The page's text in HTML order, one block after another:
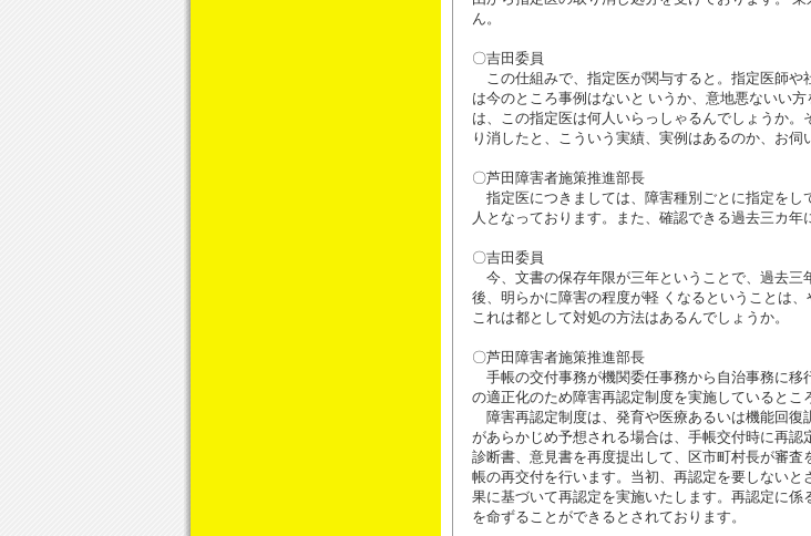
ん。
〇吉田委員
この仕組みで、指定医が関与すると。指定医師や
は今のところ事例はないと いうか、意地悪ないい
は、この指定医は何人いらっしゃるんでしょうか
り消したと、こういう実績、実例はあるのか、お伺
〇芦田障害者施策推進部長
指定医につきましては、障害種別ごとに指定をし
人となっております。また、確認できる過去三カ年
〇吉田委員
今、文書の保存年限が三年ということで、過去三
後、明らかに障害の程度が軽 くなるということは
これは都として対処の方法はあるんでしょうか。
〇芦田障害者施策推進部長
手帳の交付事務が機関委任事務から自治事務に移
の適正化のため障害再認定制度を実施しているとこ
障害再認定制度は、発育や医療あるいは機能回復
があらかじめ予想される場合は、手帳交付時に再
診断書、意見書を再度提出して、区市町村長が審
帳の再交付を行います。当初、再認定を要しない
果に基づいて再認定を実施いたします。再認定に
を命ずることができるとされております。